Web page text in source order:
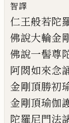
智譯
仁王般若陀
佛說大輪金
佛說一髻尊
阿閦如來念
金剛頂勝初
金剛頂瑜伽
陀羅尼門法